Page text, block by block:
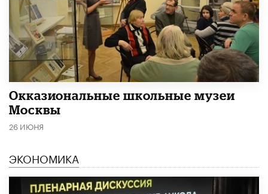
​Окказиональные школьные музеи
Москвы
26 ИЮНЯ
ЭКОНОМИКА